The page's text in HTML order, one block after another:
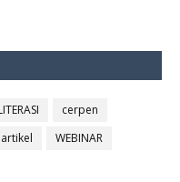
cerpen
artikel WEBINAR